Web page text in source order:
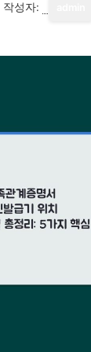
작성자: